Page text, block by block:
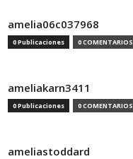
amelia06c037968
0 Publicaciones 0 COMENTARIOS
ameliakarn3411
0 Publicaciones 0 COMENTARIOS
ameliastoddard